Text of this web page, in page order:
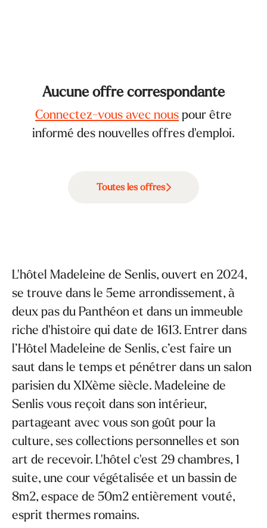
Aucune offre correspondante
Connectez-vous avec nous pour être
informé des nouvelles offres d'emploi.
Toutes les offres
L'hôtel Madeleine de Senlis, ouvert en 2024,
se trouve dans le 5eme arrondissement, à
deux pas du Panthéon et dans un immeuble
riche d'histoire qui date de 1613. Entrer dans
l’Hôtel Madeleine de Senlis, c’est faire un
saut dans le temps et pénétrer dans un salon
parisien du XIXème siècle. Madeleine de
Senlis vous reçoit dans son intérieur,
partageant avec vous son goût pour la
culture, ses collections personnelles et son
art de recevoir. L'hôtel c'est 29 chambres, 1
suite, une cour végétalisée et un bassin de
8m2, espace de 50m2 entièrement vouté,
esprit thermes romains.